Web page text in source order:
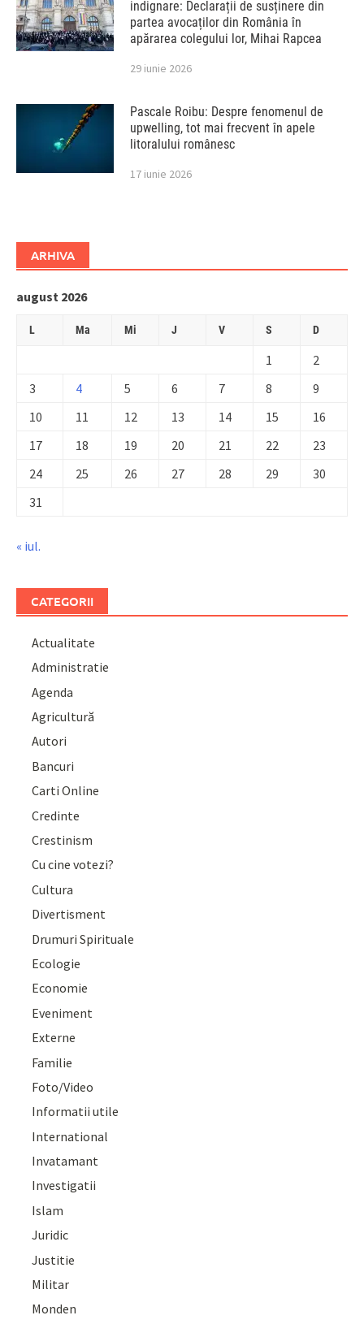
indignare: Declarații de susținere din
partea avocaților din România în
apărarea colegului lor, Mihai Rapcea
29 iunie 2026
Pascale Roibu: Despre fenomenul de
upwelling, tot mai frecvent în apele
litoralului românesc
17 iunie 2026
ARHIVA
august 2026
L Ma Mi J V S D
1
2
3
4 5 6 7 8
9
10
11 12 13 14 15
16
17
18 19 20 21 22
23
24
25 26 27 28 29
30
31
« iul.
CATEGORII
Actualitate
Administratie
Agenda
Agricultură
Autori
Bancuri
Carti Online
Credinte
Crestinism
Cu cine votezi?
Cultura
Divertisment
Drumuri Spirituale
Ecologie
Economie
Eveniment
Externe
Familie
Foto/Video
Informatii utile
International
Invatamant
Investigatii
Islam
Juridic
Justitie
Militar
Monden